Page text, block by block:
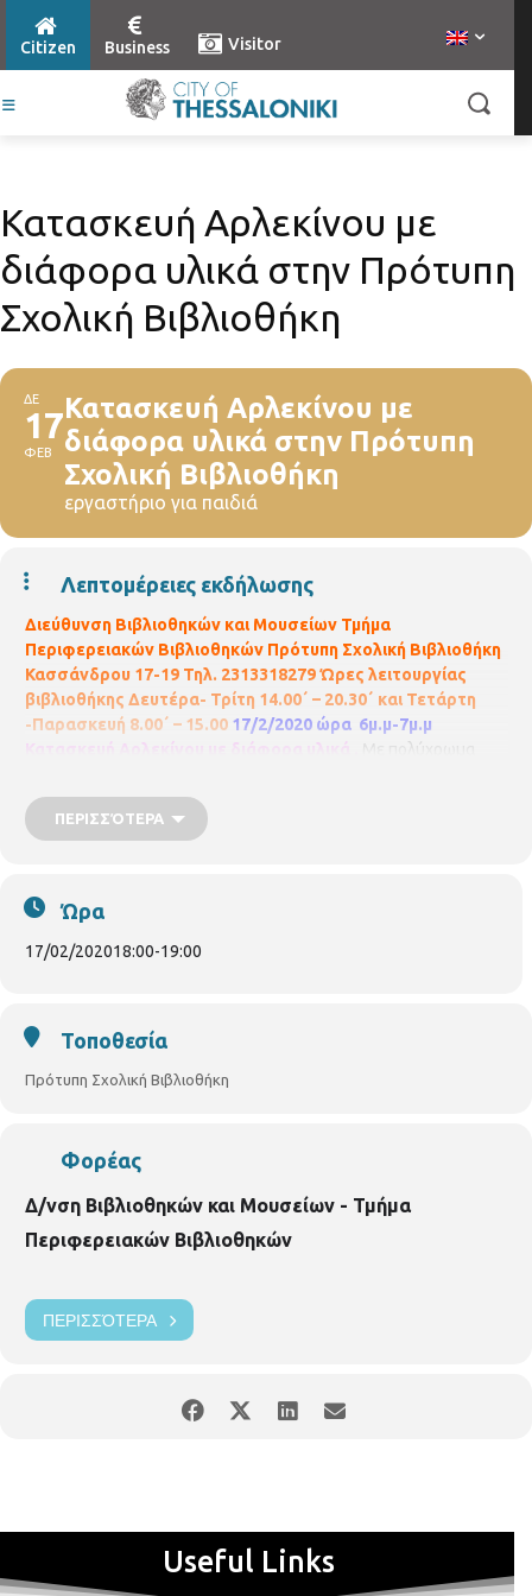
Citizen Business Visitor
Κατασκευή Αρλεκίνου με
διάφορα υλικά στην Πρότυπη
Σχολική Βιβλιοθήκη
ΔΕ
17
ΦΕΒ
Κατασκευή Αρλεκίνου με
διάφορα υλικά στην Πρότυπη
Σχολική Βιβλιοθήκη
εργαστήριο για παιδιά
Λεπτομέρειες εκδήλωσης
Διεύθυνση Βιβλιοθηκών και Μουσείων Τμήμα
Περιφερειακών Βιβλιοθηκών Πρότυπη Σχολική Βιβλιοθήκη
Κασσάνδρου 17-19 Τηλ. 2313318279Ώρες λειτουργίας
βιβλιοθήκης Δευτέρα- Τρίτη 14.00΄ – 20.30΄ και Τετάρτη
-Παρασκευή 8.00΄ – 15.00 17/2/2020 ώρα 6μ.μ-7μ.μ
Κατασκευή Αρλεκίνου με διάφορα υλικά .
Με πολύχρωμα
έναν από τους ήρωες που συμμετέχουν στο καρναβάλι θα
κατασκευάσουμε έναν υπέροχο αρλεκίνο με την καθοδήγηση
κομμάτια που σας έχουν περισσέψει) μαρκαδόροι ψαλίδια και
κόλλα Για παιδιά 6-8 ετών
ΠΕΡΙΣΣΌΤΕΡΑ
Ώρα
17/02/202018:00-19:00
Τοποθεσία
Πρότυπη Σχολική Βιβλιοθήκη
Φορέας
Δ/νση Βιβλιοθηκών και Μουσείων - Τμήμα
Περιφερειακών Βιβλιοθηκών
ΠΕΡΙΣΣΌΤΕΡΑ
Useful Links